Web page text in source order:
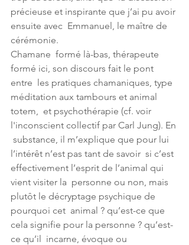
précieuse et inspirante que j’ai pu avoir
ensuite avec  Emmanuel, le maître de
cérémonie.
Chamane  formé là-bas, thérapeute
formé ici, son discours fait le pont
entre  les pratiques chamaniques, type
méditation aux tambours et animal
totem,  et psychothérapie (cf. voir
l'inconscient collectif par Carl Jung). En
substance, il m’explique que pour lui
l’intérêt n’est pas tant de savoir  si c’est
effectivement l’esprit de l’animal qui
vient visiter la  personne ou non, mais
plutôt le décryptage psychique de
pourquoi cet  animal ? qu’est-ce que
cela signifie pour la personne ? qu’est-
ce qu’il  incarne, évoque ou